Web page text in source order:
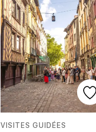
VISITES GUIDÉES